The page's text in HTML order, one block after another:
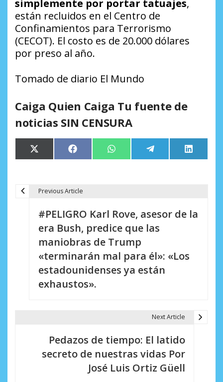
simplemente por portar tatuajes,
están recluidos en el Centro de
Confinamientos para Terrorismo
(CECOT). El costo es de 20.000 dólares
por preso al año.
Tomado de diario El Mundo
Caiga Quien Caiga Tu fuente de
noticias SIN CENSURA
Compartir
en
X
(Twitter)
Compartir
en
Facebook Compartir
en
WhatsApp Compartir
en
Telegram
en
LinkedIn
Previous Article
#PELIGRO Karl Rove, asesor de la
era Bush, predice que las
maniobras de Trump
«terminarán mal para él»: «Los
estadounidenses ya están
exhaustos».
Next Article
Pedazos de tiempo: El latido
secreto de nuestras vidas Por
José Luis Ortiz Güell